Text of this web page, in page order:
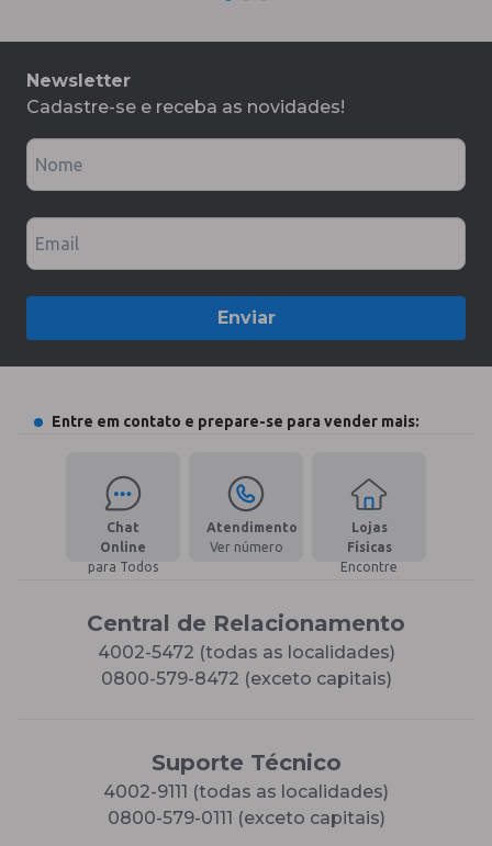
Newsletter
Cadastre-se e receba as novidades!
Nome
Email
Enviar
Entre em contato e prepare-se para vender mais:
Chat
Online
para Todos
Atendimento
Ver número
Lojas
Físicas
Encontre
Central de Relacionamento
4002-5472 (todas as localidades)
0800-579-8472 (exceto capitais)
Suporte Técnico
4002-9111 (todas as localidades)
0800-579-0111 (exceto capitais)